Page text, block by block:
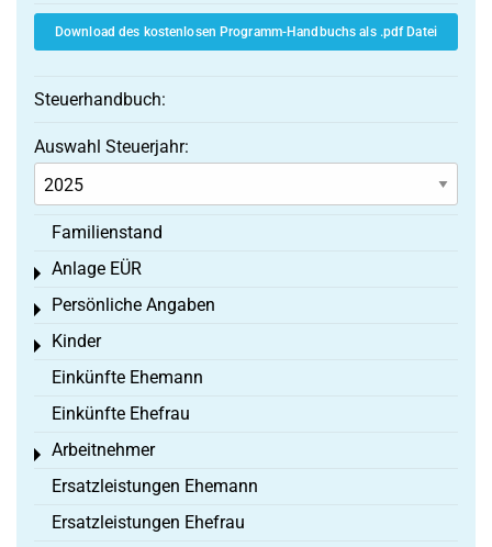
Download des kostenlosen Programm-Handbuchs als .pdf Datei
Steuerhandbuch:
Auswahl Steuerjahr:
Familienstand
Anlage EÜR
Toggle menu
Persönliche Angaben
Toggle menu
Kinder
Toggle menu
Einkünfte Ehemann
Einkünfte Ehefrau
Arbeitnehmer
Toggle menu
Ersatzleistungen Ehemann
Ersatzleistungen Ehefrau